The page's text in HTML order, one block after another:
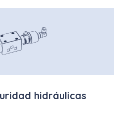
hidráulicas